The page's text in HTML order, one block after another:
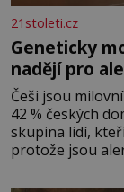
21stoleti.cz
Geneticky
nadějí pro
Češi jsou
42 % českých
skupina lidí,
protože jsou